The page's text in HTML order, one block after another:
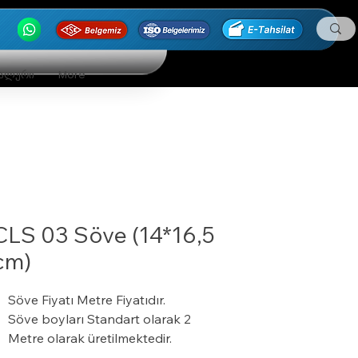
More
03 Söve (14*16,5
Söve Fiyatı Metre Fiyatıdır.
Söve boyları Standart olarak 2
Metre olarak üretilmektedir.